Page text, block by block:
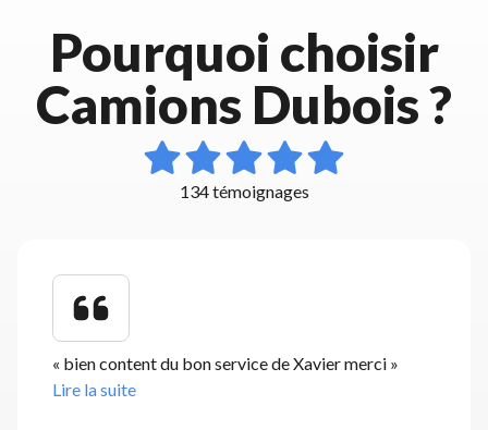
Pourquoi choisir
Camions Dubois ?
134 témoignages
« bien content du bon service de Xavier merci »
Lire la suite